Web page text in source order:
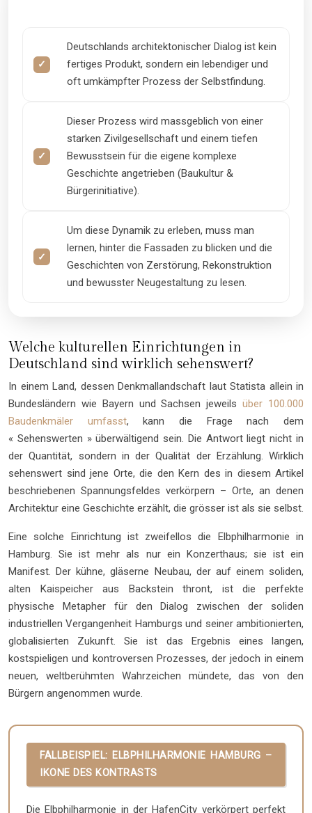
Deutschlands architektonischer Dialog ist kein
fertiges Produkt, sondern ein lebendiger und
oft umkämpfter Prozess der Selbstfindung.
Dieser Prozess wird massgeblich von einer
starken Zivilgesellschaft und einem tiefen
Bewusstsein für die eigene komplexe
Geschichte angetrieben (Baukultur &
Bürgerinitiative).
Um diese Dynamik zu erleben, muss man
lernen, hinter die Fassaden zu blicken und die
Geschichten von Zerstörung, Rekonstruktion
und bewusster Neugestaltung zu lesen.
Welche kulturellen Einrichtungen in
Deutschland sind wirklich sehenswert?
In einem Land, dessen Denkmallandschaft laut Statista allein in
Bundesländern wie Bayern und Sachsen jeweilsüber 100.000
Baudenkmäler umfasst, kann die Frage nach dem
« Sehenswerten » überwältigend sein. Die Antwort liegt nicht in
der Quantität, sondern in der Qualität der Erzählung. Wirklich
sehenswert sind jene Orte, die den Kern des in diesem Artikel
beschriebenen Spannungsfeldes verkörpern – Orte, an denen
Architektur eine Geschichte erzählt, die grösser ist als sie selbst.
Eine solche Einrichtung ist zweifellos die Elbphilharmonie in
Hamburg. Sie ist mehr als nur ein Konzerthaus; sie ist ein
Manifest. Der kühne, gläserne Neubau, der auf einem soliden,
alten Kaispeicher aus Backstein thront, ist die perfekte
physische Metapher für den Dialog zwischen der soliden
industriellen Vergangenheit Hamburgs und seiner ambitionierten,
globalisierten Zukunft. Sie ist das Ergebnis eines langen,
kostspieligen und kontroversen Prozesses, der jedoch in einem
neuen, weltberühmten Wahrzeichen mündete, das von den
Bürgern angenommen wurde.
FALLBEISPIEL: ELBPHILHARMONIE HAMBURG –
IKONE DES KONTRASTS
Die Elbphilharmonie in der HafenCity verkörpert perfekt